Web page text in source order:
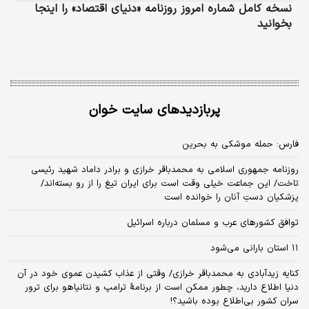
نسخه کامل شماره امروز روزنامه «دنیای‌ اقتصاد» را اینجا
بخوانید
پربازدیدهای سایت خوان
فارس: حمله موشکی به بحرین
روزنامه جمهوری اسلامی به محمدباقر خرازی و برادر داماد شهید رئیسی
تاخت/ این جماعت خیلی وقت است برای ایران تیغ را از رو بسته‌اند/
پزشکیان دستِ آنان را خوانده است
توافق کشورهای عرب و مسلمان درباره اسرائیل
۱۱ استان بارانی می‌شود
کنایه زیدآبادی به محمدباقر خرازی/ وقتی از عذاب کشیدن عموی خود در آن
دنیا اطلاع دارید، چطور ممکن است از برنامهٔ ترامپ و نتانیاهو برای ترور
سران کشور بی‌اطلاع بوده باشید؟!